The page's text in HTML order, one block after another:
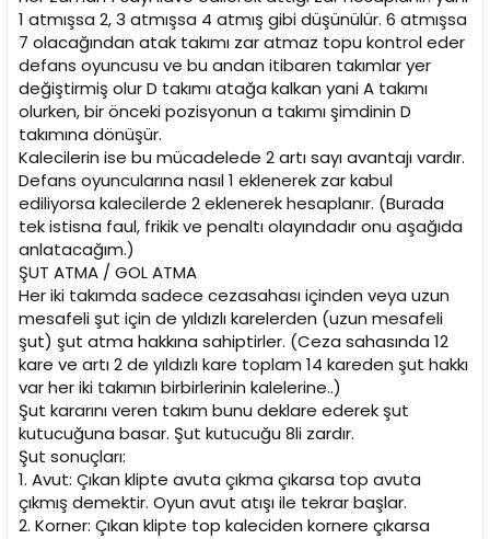
1 atmışsa 2, 3 atmışsa 4 atmış gibi düşünülür. 6 atmışsa
7 olacağından atak takımı zar atmaz topu kontrol eder
defans oyuncusu ve bu andan itibaren takımlar yer
değiştirmiş olur D takımı atağa kalkan yani A takımı
olurken, bir önceki pozisyonun a takımı şimdinin D
takımına dönüşür.
Kalecilerin ise bu mücadelede 2 artı sayı avantajı vardır.
Defans oyuncularına nasıl 1 eklenerek zar kabul
ediliyorsa kalecilerde 2 eklenerek hesaplanır. (Burada
tek istisna faul, frikik ve penaltı olayındadır onu aşağıda
anlatacağım.)
ŞUT ATMA / GOL ATMA
Her iki takımda sadece cezasahası içinden veya uzun
mesafeli şut için de yıldızlı karelerden (uzun mesafeli
şut) şut atma hakkına sahiptirler. (Ceza sahasında 12
kare ve artı 2 de yıldızlı kare toplam 14 kareden şut hakkı
var her iki takımın birbirlerinin kalelerine..)
Şut kararını veren takım bunu deklare ederek şut
kutucuğuna basar. Şut kutucuğu 8li zardır.
Şut sonuçları:
1. Avut: Çıkan klipte avuta çıkma çıkarsa top avuta
çıkmış demektir. Oyun avut atışı ile tekrar başlar.
2. Korner: Çıkan klipte top kaleciden kornere çıkarsa